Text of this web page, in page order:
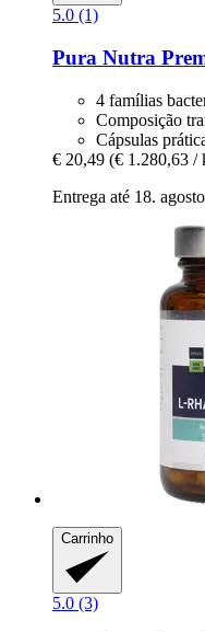
5.0 (1)
Pura Nutra
4 famílias
Composição
Cápsulas
€ 20,49 (€ 1.280,63 /
Entrega até 18. agosto
Carrinho
5.0 (3)